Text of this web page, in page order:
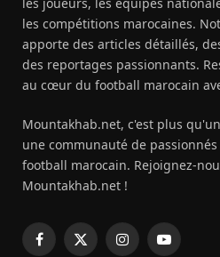
les compétitions marocaines.
apporte des articles détaillés,
des reportages passionnants.
au cœur du football marocain
Mountakhab.net, c'est plus
une communauté de
football marocain. Rejoignez-
Mountakhab.net !
Facebook
X
InstagramYouTube